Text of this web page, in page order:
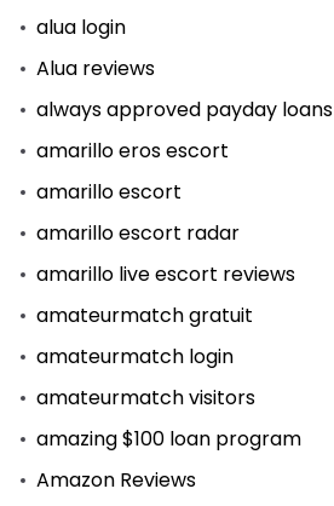
alua login
Alua reviews
always approved payday loans
amarillo eros escort
amarillo escort
amarillo escort radar
amarillo live escort reviews
amateurmatch gratuit
amateurmatch login
amateurmatch visitors
amazing $100 loan program
Amazon Reviews